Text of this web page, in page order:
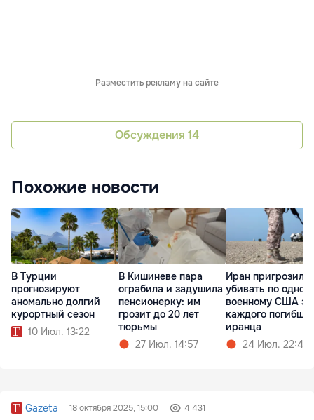
Разместить рекламу на сайте
Обсуждения 14
Похожие новости
В Турции
прогнозируют
аномально долгий
курортный сезон
10 Июл. 13:22
В Кишиневе пара
ограбила и задушила
пенсионерку: им
грозит до 20 лет
тюрьмы
27 Июл. 14:57
Иран пригрозил
убивать по
военному США за
каждого
иранца
24 Июл. 22:48
Gazeta 18 октября 2025, 15:00 4 431